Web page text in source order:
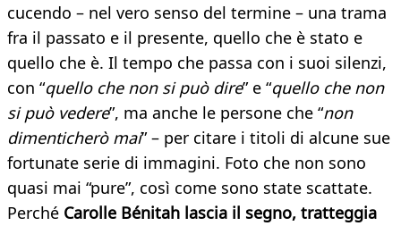
cucendo – nel vero senso del termine – una trama
fra il passato e il presente, quello che è stato e
quello che è. Il tempo che passa con i suoi silenzi,
con “quello che non si può dire” e “quello che non
si può vedere”, ma anche le persone che “non
dimenticherò mai” – per citare i titoli di alcune sue
fortunate serie di immagini. Foto che non sono
quasi mai “pure”, così come sono state scattate.
Perché Carolle Bénitah lascia il segno, tratteggia